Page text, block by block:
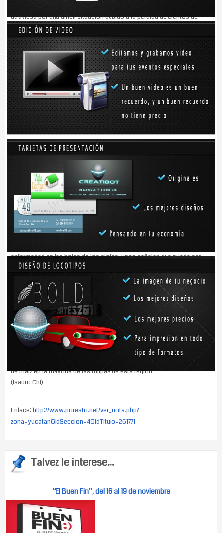
atraviesa por una difícil situación debido a la pérdida de cientos de
hectáreas de cultivos de maíz de temporal”, señaló el comisario ejidal
de Popolnah, Roberto Noh May, quien estuvo este lunes en esta ciudad
para hacer llegar al Gobernador Rolando Zapata Bello y a la presidenta
municipal, Rosario Díaz Góngora, una solicitud de apoyo.
“Tan sólo en esta comunidad son alrededor de 300 hectáreas
dañadas por la enfermedad de las hojas denominada Chac-lé”, dijo.
“Somos más de 10 ejidatarios y algunos tienen una, dos y hasta tres
hectáreas, por eso calculo que son más de 300 hectáreas las que ya
están completamente perdidas”, agregó.
Indicó que la mayoría de los campesinos de esta comunidad
tizimileña, ubicada a más de 70 kilómetros de la cabecera municipal,
sembró sus milpas en mayo, cuando cayeron las primeras lluvias,
siendo las que más se dañaron con esta extraña aparición del mal de
la hoja roja en los elotes.
La preocupación es porque el maíz es la base de la alimentación en las
comunidades rurales y sustento de las familias; por eso, al pronosticar
que se avecina una temporada difícil recurren a sus autoridades en
busca de alguna alternativa que les permita subsanar las pérdidas que
registran sus cultivos.
enfermedad en las hojas de los elotes; unos señalan que puede ser
por las lluvias nocturnas, otros porque a veces cae una torrencial lluvia
y enseguida se vuelve a avivar el sol y eso quema las hojas.
Lo que sí han visto es que cuando la enfermedad de las hojas rojas
afecta los cultivos las plantas dejan de crecer, y en el caso específico
de Popolnah, les cayó esta rara enfermedad cuando estaban en su
etapa de espiga y se secaron completamente, dejando sin la
posibilidad de cosecha a los campesinos.
Además del Chac-lé, otra plaga que daña los cultivos es la del gusano
cogollero, que también estuvo presente para destruir las plantaciones
de maíz en la mayoría de las milpas de esta región.
(Isauro Chi)
Enlace: http://www.poresto.net/ver_nota.php?
zona=yucatan&idSeccion=4&idTitulo=261771
Talvez le interese...
“El Buen Fin”, del 16 al 19 de noviembre